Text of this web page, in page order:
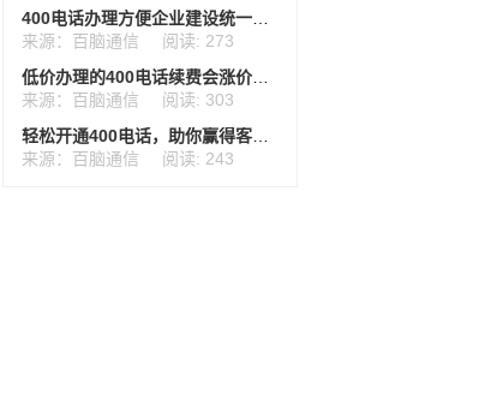
来源：百脑通信
阅读: 273
来源：百脑通信
阅读: 303
来源：百脑通信
阅读: 243